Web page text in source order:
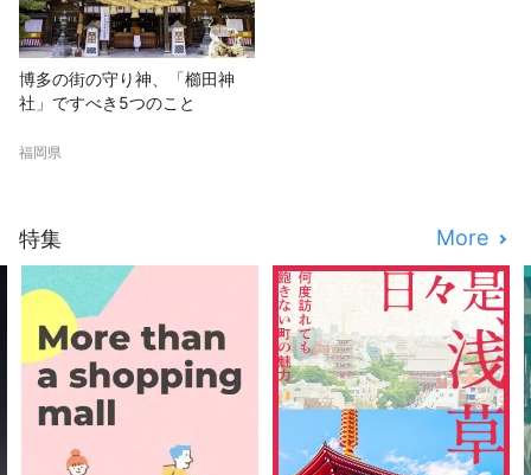
博多の街の守り神、「櫛田神
社」ですべき5つのこと
福岡県
特集 More